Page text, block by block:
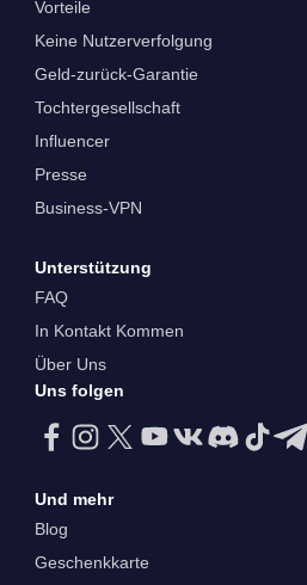
Vorteile
Keine Nutzerverfolgung
Geld-zurück-Garantie
Tochtergesellschaft
Influencer
Presse
Business-VPN
Unterstützung
FAQ
In Kontakt Kommen
Über Uns
Uns folgen
Und mehr
Blog
Geschenkkarte